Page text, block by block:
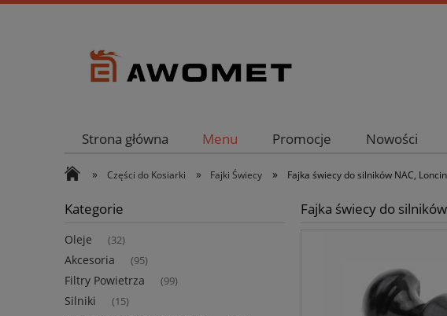
Strona główna Menu Promocje Nowości
» Części do Kosiarki » Fajki Świecy » Fajka świecy do silników NAC,
Kategorie
Oleje (32)
Akcesoria (95)
Filtry Powietrza (99)
Silniki (15)
Fajka świecy do